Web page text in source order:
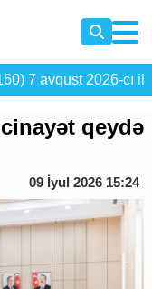
7 avqust 2026-cı il
qeydə
09 İyul 2026 15:24